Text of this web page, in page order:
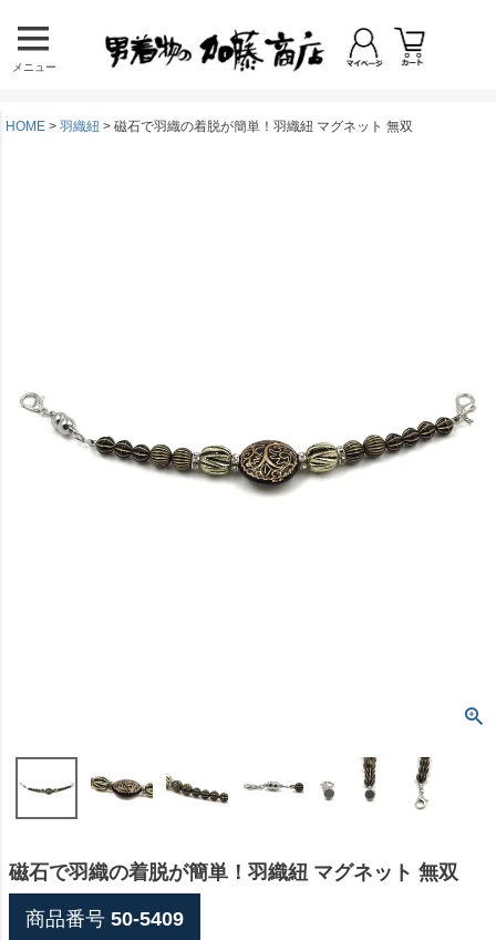
メニュー
HOME 羽織紐 磁石で羽織の着脱が簡単！羽織紐 マグネット 無双
磁石で羽織の着脱が簡単！羽織紐 マグネット 無双
商品番号 50-5409